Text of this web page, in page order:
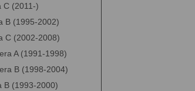
C (2011-)
B (1995-2002)
C (2002-2008)
A (1991-1998)
B (1998-2004)
B (1993-2000)